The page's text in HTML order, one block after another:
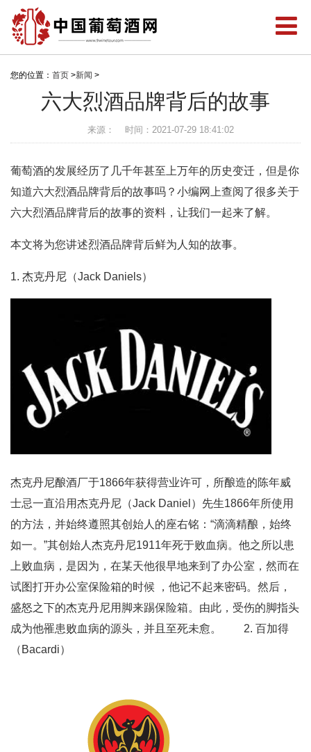
您的位置： 首页 >新闻 >
六大烈酒品牌背后的故事
来源： 时间：2021-07-29 18:41:02
葡萄酒的发展经历了几千年甚至上万年的历史变迁，但是你
知道六大烈酒品牌背后的故事吗？小编网上查阅了很多关于
六大烈酒品牌背后的故事的资料，让我们一起来了解。
本文将为您讲述烈酒品牌背后鲜为人知的故事。
1. 杰克丹尼（Jack Daniels）
杰克丹尼酿酒厂于1866年获得营业许可，所酿造的陈年威
士忌一直沿用杰克丹尼（Jack Daniel）先生1866年所使用
的方法，并始终遵照其创始人的座右铭：“滴滴精酿，始终
如一。”其创始人杰克丹尼1911年死于败血病。他之所以患
上败血病，是因为，在某天他很早地来到了办公室，然而在
试图打开办公室保险箱的时候 ，他记不起来密码。然后，
盛怒之下的杰克丹尼用脚来踢保险箱。由此，受伤的脚指头
成为他罹患败血病的源头，并且至死未愈。 2. 百加得
（Bacardi）